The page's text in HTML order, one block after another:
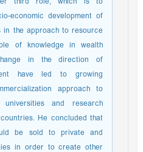
economic development of
in the approach to resource
of knowledge in wealth
in the direction of
have led to growing
approach to
and research
He concluded that
be sold to private and
in order to create other